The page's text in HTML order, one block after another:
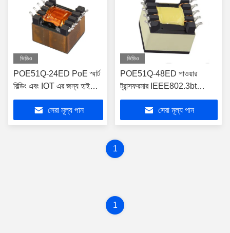
ভিডিও
POE51Q-24ED PoE স্মার্ট
বিল্ডিং এবং IOT এর জন্য হাই
পাওয়ার ইথারনেট ম্যাগনেটিক
ট্রান্সফরমার
সেরা মূল্য পান
ভিডিও
POE51Q-48ED পাওয়ার
ট্রান্সফরমার IEEE802.3bt
স্ট্যান্ডার্ড এবং 36-57 V ইনপুট দিয়ে
সেরা মূল্য পান
1
1